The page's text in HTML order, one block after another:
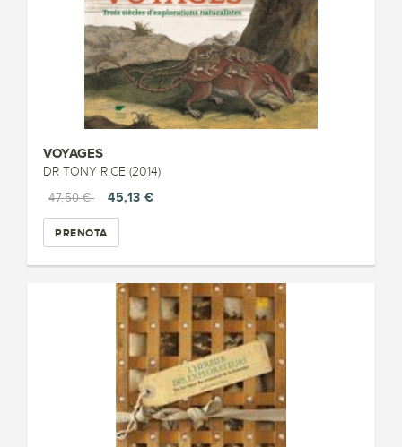
VOYAGES
DR TONY RICE (2014)
47,50 €
45,13 €
PRENOTA